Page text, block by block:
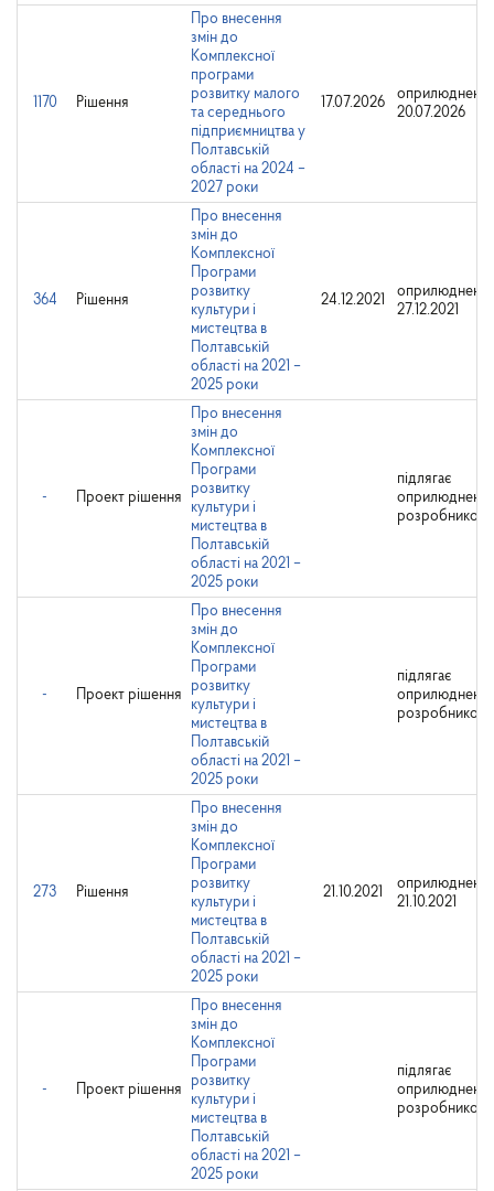
1170 Рішення
Про внесення
змін до
Комплексної
програми
розвитку малого
та середнього
підприємництва у
Полтавській
області на 2024 –
2027 роки
17.07.2026
оприлюднено:
20.07.2026
364 Рішення
Про внесення
змін до
Комплексної
Програми
розвитку
культури і
мистецтва в
Полтавській
області на 2021 –
2025 роки
24.12.2021
оприлюднено:
27.12.2021
- Проект рішення
Про внесення
змін до
Комплексної
Програми
розвитку
культури і
мистецтва в
Полтавській
області на 2021 –
2025 роки
підлягає
розробником
- Проект рішення
Про внесення
змін до
Комплексної
Програми
розвитку
культури і
мистецтва в
Полтавській
області на 2021 –
2025 роки
підлягає
розробником
273 Рішення
Про внесення
змін до
Комплексної
Програми
розвитку
культури і
мистецтва в
Полтавській
області на 2021 –
2025 роки
21.10.2021
оприлюднено:
21.10.2021
- Проект рішення
Про внесення
змін до
Комплексної
Програми
розвитку
культури і
мистецтва в
Полтавській
області на 2021 –
2025 роки
підлягає
розробником